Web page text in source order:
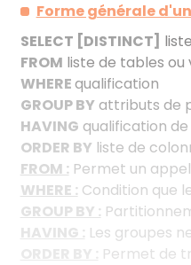
Forme générale
SELECT [DISTINCT]
FROM liste de tables ou
WHEREqualification
GROUP BYattributs de
HAVING qualification
ORDER BY liste de
FROM :Permet un
WHERE : Condition que
GROUP BY :
HAVING : Les groupes
Permet de